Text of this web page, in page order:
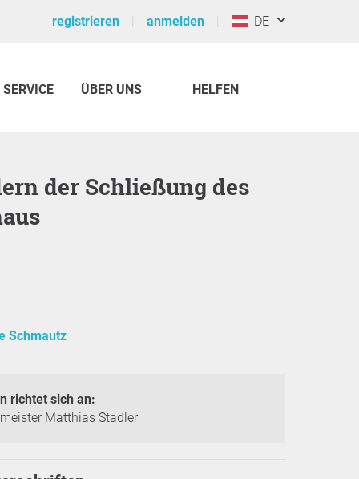
registrieren anmelden DE
SERVICE ÜBER UNS HELFEN
Schmautz
richtet sich an:
Matthias Stadler